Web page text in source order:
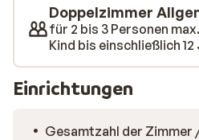
einer Massage die Muskeln
Kleinen gibt es ein lustiges
einen Miniclub. Den Tag
Bar des Hotels ausklingen
diesem Wintersporturlaub
Doppelzimmer
für 2 bis 3 Personen
Kind bis einschließlich 12
Einrichtungen
Gesamtzahl der Zimmer